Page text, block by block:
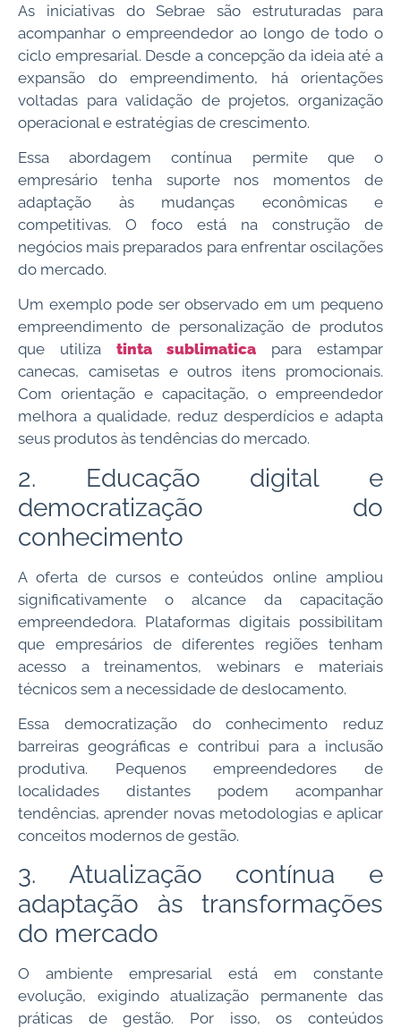
As iniciativas do Sebrae são estruturadas para
acompanhar o empreendedor ao longo de todo o
ciclo empresarial. Desde a concepção da ideia até a
expansão do empreendimento, há orientações
voltadas para validação de projetos, organização
operacional e estratégias de crescimento.
Essa abordagem contínua permite que o
empresário tenha suporte nos momentos de
adaptação às mudanças econômicas e
competitivas. O foco está na construção de
negócios mais preparados para enfrentar oscilações
do mercado.
Um exemplo pode ser observado em um pequeno
empreendimento de personalização de produtos
que utiliza tinta sublimatica para estampar
canecas, camisetas e outros itens promocionais.
Com orientação e capacitação, o empreendedor
melhora a qualidade, reduz desperdícios e adapta
seus produtos às tendências do mercado.
2. Educação digital e
democratização do
conhecimento
A oferta de cursos e conteúdos online ampliou
significativamente o alcance da capacitação
empreendedora. Plataformas digitais possibilitam
que empresários de diferentes regiões tenham
acesso a treinamentos, webinars e materiais
técnicos sem a necessidade de deslocamento.
Essa democratização do conhecimento reduz
barreiras geográficas e contribui para a inclusão
produtiva. Pequenos empreendedores de
localidades distantes podem acompanhar
tendências, aprender novas metodologias e aplicar
conceitos modernos de gestão.
3. Atualização contínua e
adaptação às transformações
do mercado
O ambiente empresarial está em constante
evolução, exigindo atualização permanente das
práticas de gestão. Por isso, os conteúdos